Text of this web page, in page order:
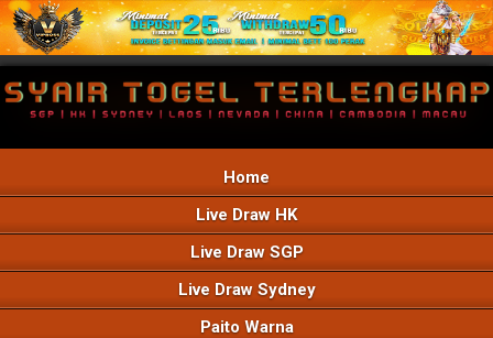
Home
Live Draw HK
Live Draw SGP
Live Draw Sydney
Paito Warna